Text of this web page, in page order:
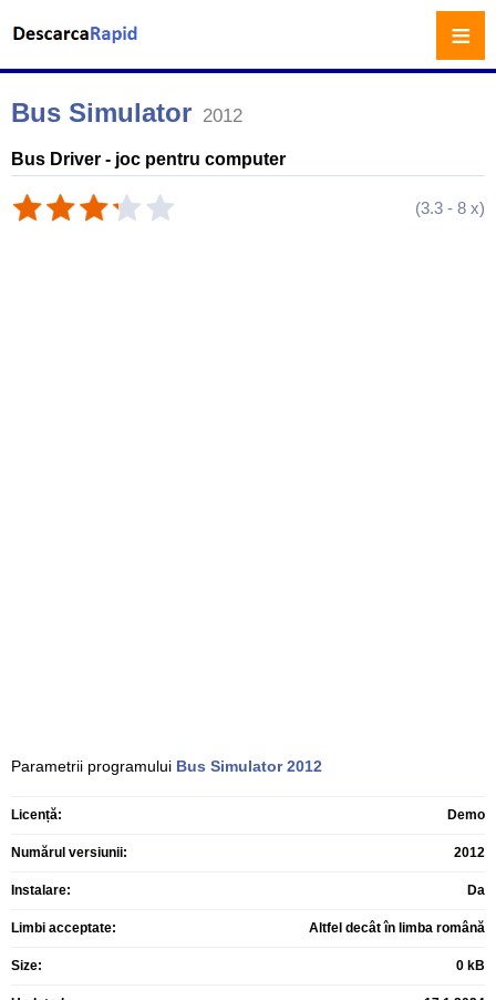
Bus Simulator 2012
Bus Driver - joc pentru computer
(3.3 - 8 x)
Parametrii programului Bus Simulator 2012
Licență: Demo
Numărul versiunii: 2012
Instalare: Da
Limbi acceptate: Altfel decât în limba română
Size: 0 kB
≡